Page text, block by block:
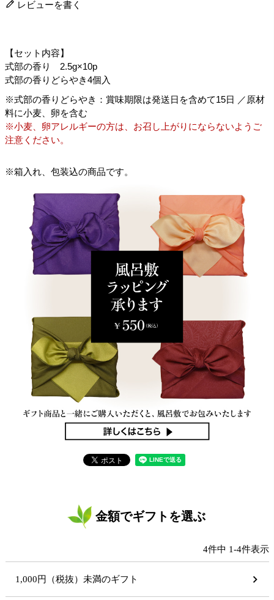
レビューを書く
【セット内容】
式部の香り 2.5g×10p
式部の香りどらやき4個入
※式部の香りどらやき：賞味期限は発送日を含めて15日 ／原材
料に小麦、卵を含む
※小麦、卵アレルギーの方は、お召し上がりにならないようご
注意ください。
※箱入れ、包装込の商品です。
金額でギフトを選ぶ
4件中 1-4件表示
1,000円（税抜）未満のギフト